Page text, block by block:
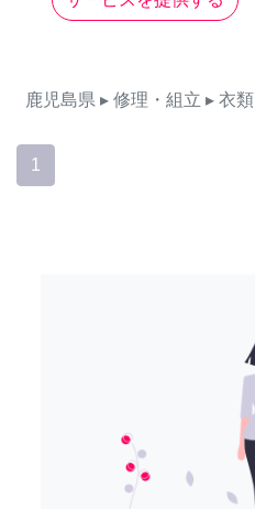
鹿児島県 ▸ 修理・組立 ▸ 衣類
1